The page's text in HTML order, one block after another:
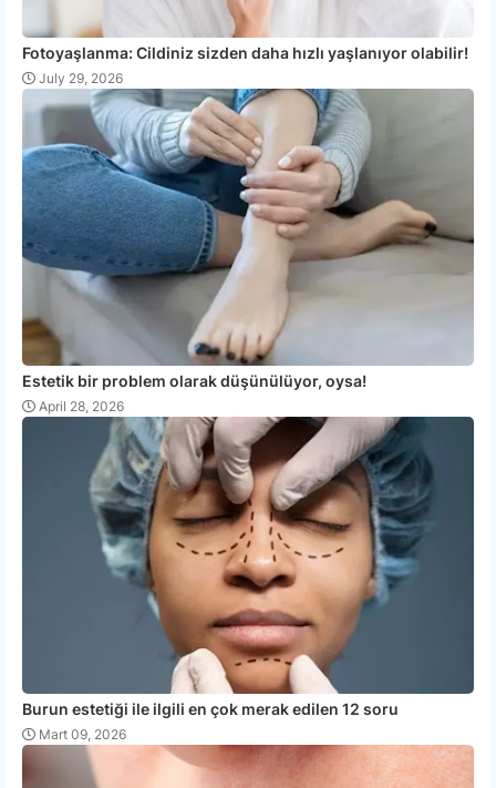
Fotoyaşlanma: Cildiniz sizden daha hızlı yaşlanıyor olabilir!
July 29, 2026
Estetik bir problem olarak düşünülüyor, oysa!
April 28, 2026
Burun estetiği ile ilgili en çok merak edilen 12 soru
Mart 09, 2026